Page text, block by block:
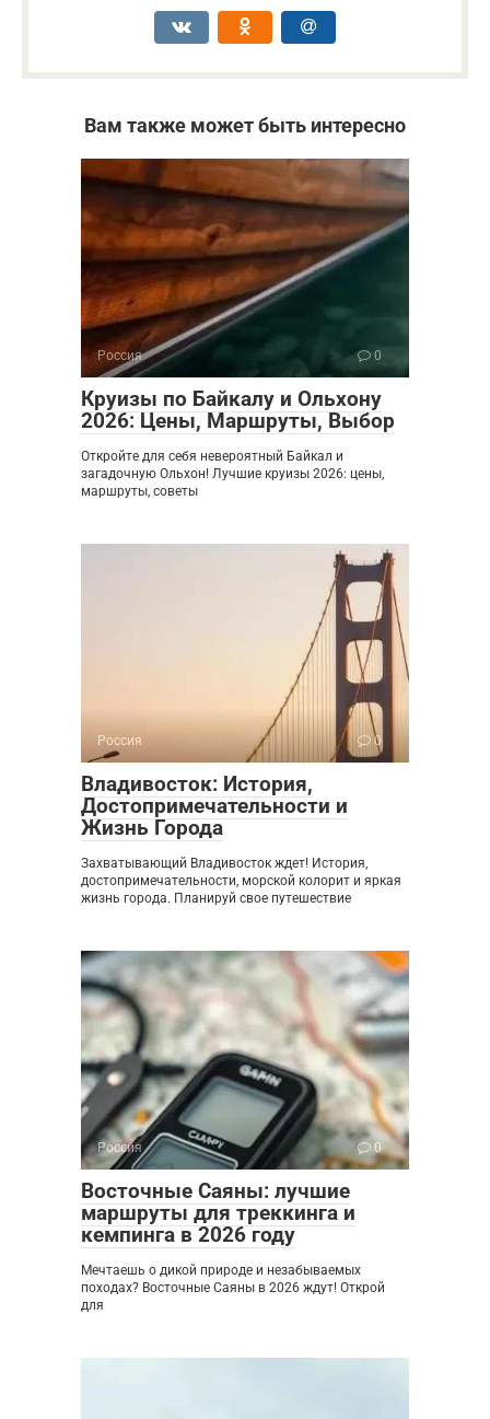
Вам также может быть интересно
Россия 0
Круизы по Байкалу и Ольхону
2026: Цены, Маршруты, Выбор
Откройте для себя невероятный Байкал и
загадочную Ольхон! Лучшие круизы 2026: цены,
маршруты, советы
Россия 0
Владивосток: История,
Достопримечательности и
Жизнь Города
Захватывающий Владивосток ждет! История,
достопримечательности, морской колорит и яркая
жизнь города. Планируй свое путешествие
Россия 0
Восточные Саяны: лучшие
маршруты для треккинга и
кемпинга в 2026 году
Мечтаешь о дикой природе и незабываемых
походах? Восточные Саяны в 2026 ждут! Открой
для